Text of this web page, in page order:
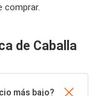
comprar.
de Caballa
más bajo?